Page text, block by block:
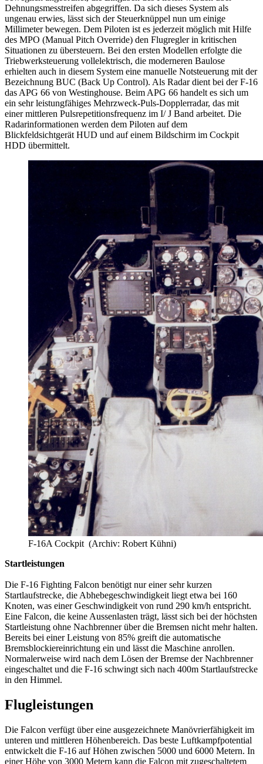
Dehnungsmesstreifen abgegriffen. Da sich dieses System als
ungenau erwies, lässt sich der Steuerknüppel nun um einige
Millimeter bewegen. Dem Piloten ist es jederzeit möglich mit Hilfe
des MPO (Manual Pitch Override) den Flugregler in kritischen
Situationen zu übersteuern. Bei den ersten Modellen erfolgte die
Triebwerksteuerung vollelektrisch, die moderneren Baulose
erhielten auch in diesem System eine manuelle Notsteuerung mit der
Bezeichnung BUC (Back Up Control). Als Radar dient bei der F-16
das APG 66 von Westinghouse. Beim APG 66 handelt es sich um
ein sehr leistungfähiges Mehrzweck-Puls-Dopplerradar, das mit
einer mittleren Pulsrepetitionsfrequenz im I/ J Band arbeitet. Die
Radarinformationen werden dem Piloten auf dem
Blickfeldsichtgerät HUD und auf einem Bildschirm im Cockpit
HDD übermittelt.
F-16A Cockpit (Archiv: Robert Kühni)
Startleistungen
Die F-16 Fighting Falcon benötigt nur einer sehr kurzen
Startlaufstrecke, die Abhebegeschwindigkeit liegt etwa bei 160
Knoten, was einer Geschwindigkeit von rund 290 km/h entspricht.
Eine Falcon, die keine Aussenlasten trägt, lässt sich bei der höchsten
Startleistung ohne Nachbrenner über die Bremsen nicht mehr halten.
Bereits bei einer Leistung von 85% greift die automatische
Bremsblockiereinrichtung ein und lässt die Maschine anrollen.
Normalerweise wird nach dem Lösen der Bremse der Nachbrenner
eingeschaltet und die F-16 schwingt sich nach 400m Startlaufstrecke
in den Himmel.
Flugleistungen
Die Falcon verfügt über eine ausgezeichnete Manövrierfähigkeit im
unteren und mittleren Höhenbereich. Das beste Luftkampfpotential
entwickelt die F-16 auf Höhen zwischen 5000 und 6000 Metern. In
einer Höhe von 3000 Metern kann die Falcon mit zugeschaltetem